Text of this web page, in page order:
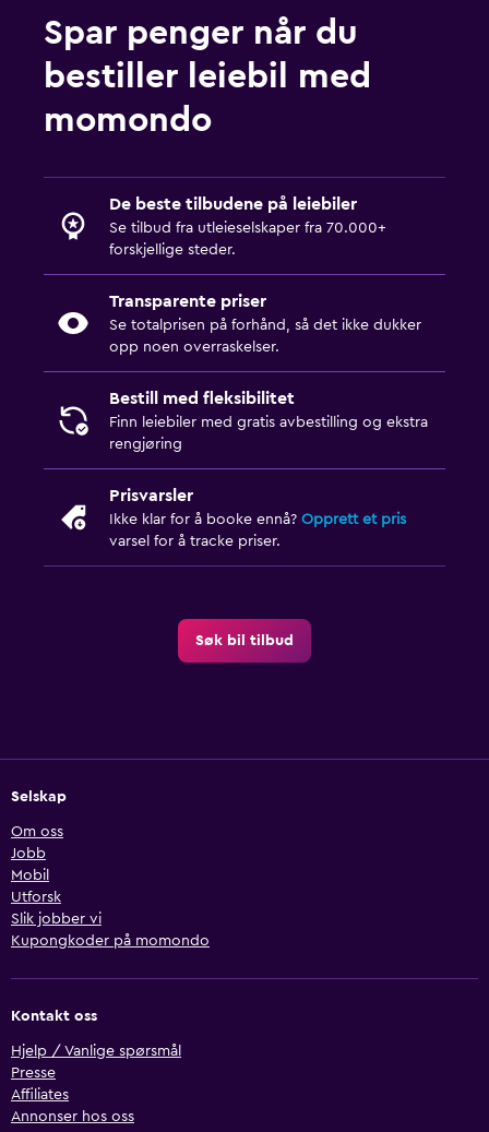
Spar penger når du
bestiller leiebil med
momondo
De beste tilbudene på leiebiler
Se tilbud fra utleieselskaper fra 70.000+
forskjellige steder.
Transparente priser
Se totalprisen på forhånd, så det ikke dukker
opp noen overraskelser.
Bestill med fleksibilitet
Finn leiebiler med gratis avbestilling og ekstra
rengjøring
Prisvarsler
Ikke klar for å booke ennå? Opprett et pris
varsel for å tracke priser.
Søk bil tilbud
Selskap
Om oss
Jobb
Mobil
Utforsk
Slik jobber vi
Kupongkoder på momondo
Kontakt oss
Hjelp / Vanlige spørsmål
Presse
Affiliates
Annonser hos oss